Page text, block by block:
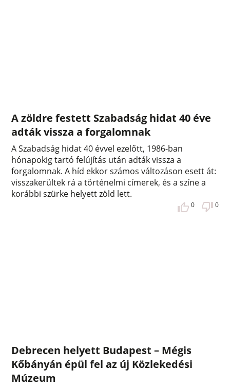
A zöldre festett Szabadság hidat 40 éve
adták vissza a forgalomnak
A Szabadság hidat 40 évvel ezelőtt, 1986-ban
hónapokig tartó felújítás után adták vissza a
forgalomnak. A híd ekkor számos változáson esett át:
visszakerültek rá a történelmi címerek, és a színe a
korábbi szürke helyett zöld lett.
0 0
Debrecen helyett Budapest – Mégis
Kőbányán épül fel az új Közlekedési
Múzeum